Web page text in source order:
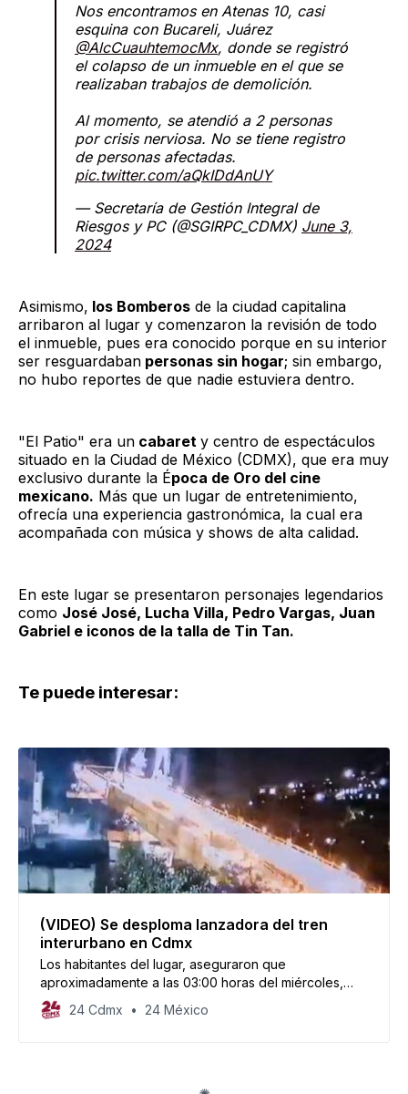
Nos encontramos en Atenas 10, casi
esquina con Bucareli, Juárez
@AlcCuauhtemocMx, donde se registró
el colapso de un inmueble en el que se
realizaban trabajos de demolición.
Al momento, se atendió a 2 personas
por crisis nerviosa. No se tiene registro
de personas afectadas.
pic.twitter.com/aQkIDdAnUY
— Secretaría de Gestión Integral de
Riesgos y PC (@SGIRPC_CDMX) June 3,
2024
Asimismo, los Bomberos de la ciudad capitalina
arribaron al lugar y comenzaron la revisión de todo
el inmueble, pues era conocido porque en su interior
ser resguardaban personas sin hogar; sin embargo,
no hubo reportes de que nadie estuviera dentro.
"El Patio" era un cabaret y centro de espectáculos
situado en la Ciudad de México (CDMX), que era muy
exclusivo durante la Época de Oro del cine
mexicano. Más que un lugar de entretenimiento,
ofrecía una experiencia gastronómica, la cual era
acompañada con música y shows de alta calidad.
En este lugar se presentaron personajes legendarios
como José José, Lucha Villa, Pedro Vargas, Juan
Gabriel e iconos de la talla de Tin Tan.
Te puede interesar:
(VIDEO) Se desploma lanzadora del tren
interurbano en Cdmx
Los habitantes del lugar, aseguraron que
aproximadamente a las 03:00 horas del miércoles,
escucharon un estruendo que los despertó.
24 Cdmx 24 México